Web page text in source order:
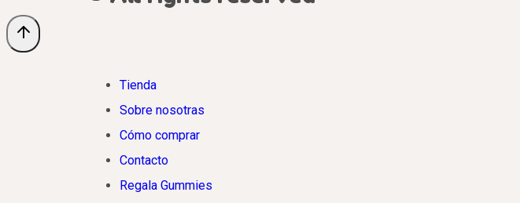
Tienda
Sobre nosotras
Cómo comprar
Contacto
Regala Gummies